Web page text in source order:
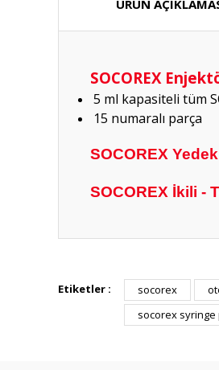
ÜRÜN
SOCOREX
5 ml kapasiteli tüm
15 numaralı parça
SOCOREX
SOCOREX İkili -
P... K... | 26/07/2026
Etiketler : socorex
socorex syringe